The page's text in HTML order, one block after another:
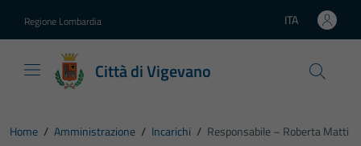
Regione Lombardia Lingua attiva:
ITA
Città di Vigevano
Home / Amministrazione / Incarichi / Responsabile – Roberta Matti